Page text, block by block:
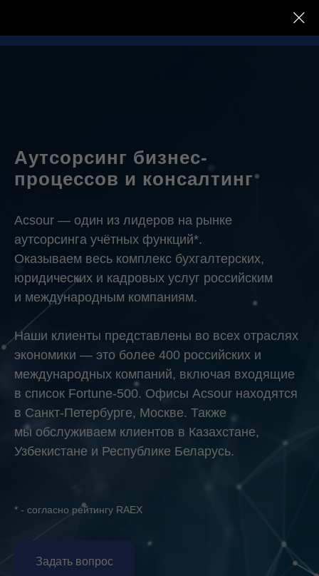
Аутсорсинг бизнес-
процессов и консалтинг
Acsour — один из лидеров на рынке
аутсорсинга учётных функций*.
Оказываем весь комплекс бухгалтерских,
юридических и кадровых услуг российским
и международным компаниям.
Наши клиенты представлены во всех отраслях
экономики — это более 400 российских и
международных компаний, включая входящие
в список Fortune-500. Офисы Acsour находятся
в Санкт-Петербурге, Москве. Также
мы обслуживаем клиентов в Казахстане,
Узбекистане и Республике Беларусь.
* - согласно рейтингу RAEX
Задать вопрос